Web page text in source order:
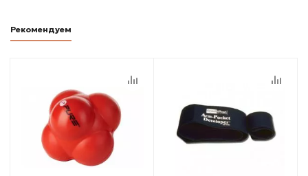
Рекомендуем